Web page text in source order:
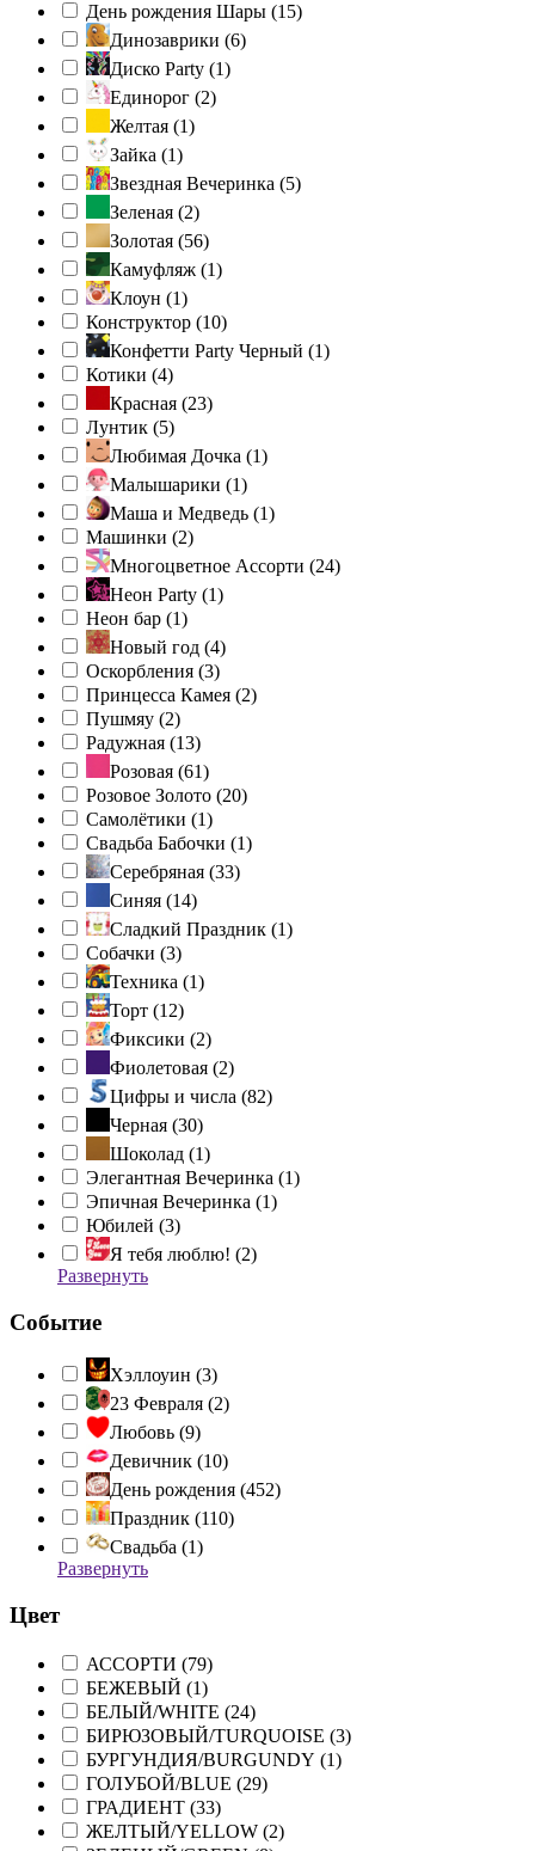
День рождения Шары (15)
Динозаврики (6)
Диско Party (1)
Единорог (2)
Желтая (1)
Зайка (1)
Звездная Вечеринка (5)
Зеленая (2)
Золотая (56)
Камуфляж (1)
Клоун (1)
Конструктор (10)
Конфетти Party Черный (1)
Котики (4)
Красная (23)
Лунтик (5)
Любимая Дочка (1)
Малышарики (1)
Маша и Медведь (1)
Машинки (2)
Многоцветное Ассорти (24)
Неон Party (1)
Неон бар (1)
Новый год (4)
Оскорбления (3)
Принцесса Камея (2)
Пушмяу (2)
Радужная (13)
Розовая (61)
Розовое Золото (20)
Самолётики (1)
Свадьба Бабочки (1)
Серебряная (33)
Синяя (14)
Сладкий Праздник (1)
Собачки (3)
Техника (1)
Торт (12)
Фиксики (2)
Фиолетовая (2)
Цифры и числа (82)
Черная (30)
Шоколад (1)
Элегантная Вечеринка (1)
Эпичная Вечеринка (1)
Юбилей (3)
Я тебя люблю! (2)
Развернуть
Событие
Хэллоуин (3)
23 Февраля (2)
Любовь (9)
Девичник (10)
День рождения (452)
Праздник (110)
Свадьба (1)
Развернуть
Цвет
АССОРТИ (79)
БЕЖЕВЫЙ (1)
БЕЛЫЙ/WHITE (24)
БИРЮЗОВЫЙ/TURQUOISE (3)
БУРГУНДИЯ/BURGUNDY (1)
ГОЛУБОЙ/BLUE (29)
ГРАДИЕНТ (33)
ЖЕЛТЫЙ/YELLOW (2)